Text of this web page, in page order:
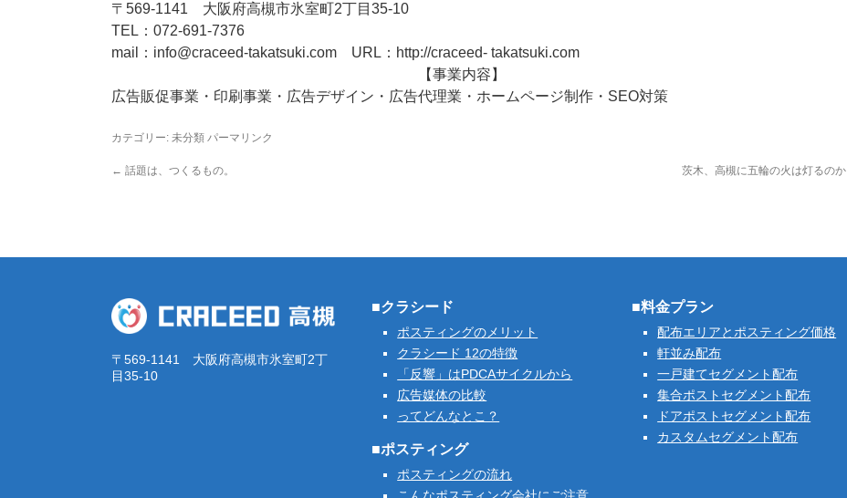
〒569-1141 大阪府高槻市氷室町2丁目35-10
TEL：072-691-7376
mail：info@craceed-takatsuki.com URL：http://craceed- takatsuki.com
【事業内容】
広告販促事業・印刷事業・広告デザイン・広告代理業・ホームページ制作・SEO対策
カテゴリー: 未分類 パーマリンク
← 話題は、つくるもの。 茨木、高槻に五輪の火は灯るのか
〒569-1141 大阪府高槻市氷室町2丁
目35-10
■クラシード
ポスティングのメリット
クラシード 12の特徴
「反響」はPDCAサイクルから
広告媒体の比較
ってどんなとこ？
■ポスティング
ポスティングの流れ
■料金プラン
配布エリアとポスティング価格
軒並み配布
一戸建てセグメント配布
集合ポストセグメント配布
ドアポストセグメント配布
カスタムセグメント配布